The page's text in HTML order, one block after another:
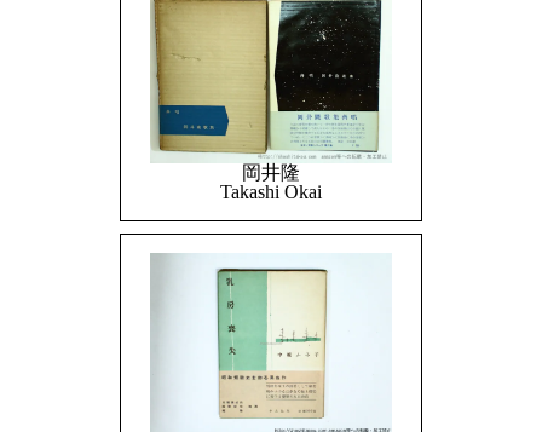
岡井隆
Takashi Okai